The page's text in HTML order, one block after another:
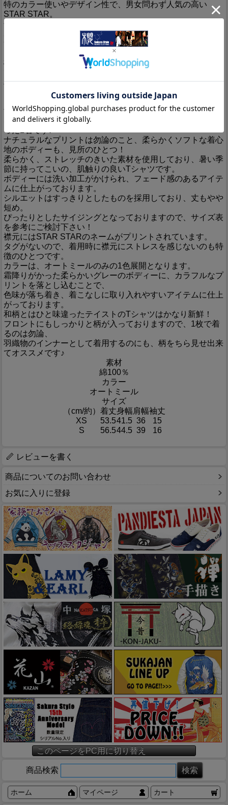
特のカラー使いやデザイン性で、男女問わず人気の高い
STAR STAR。
色とりどりのバルーンが空を彩る様子を切り取った、とても
ポップで楽しい柄のTシャツが登場！
サーカスで見たことのある柄が並んでいることから、もしか
したら移動サーカスのバルーンなのかも？？
様々な柄のバルーンがぷかぷかと浮かび、大空を覆いつくし
バルーンの絵柄もカラフルで、小さな旗がたくさんなびいて
そして、なんと！バルーンの1つには、象が乗っているので
す！
STAR STARさんらしい、細かいところにまで遊び心の詰ま
った1着です♪
ナチュラルなプリントは勿論のこと、柔らかくソフトな着心
地のボディーも、見所のひとつ！
柔らかく、ストレッチのきいた素材を使用しており、暑い季
節に持ってこいの、肌触りの良いTシャツです。
ボディーには洗い加工がかけられ、フェード感のあるアイテ
ムに仕上がっております。
シルエットはすっきりとしたものを採用しており、丈もやや
短め。
ぴったりとしたサイジングとなっておりますので、サイズ表
を参考にご検討下さい！
襟元にはSTAR STARのネームがプリントされています。
タグがないので、着用時に襟元にストレスを感じないのも特
徴のひとつです。
カラーは、オートミールのみの1色展開となります。
霜降りがかった柔らかいグレーのボディーに、カラフルなプ
リントを落とし込むことで、
色味が落ち着き、着こなしに取り入れやすいアイテムに仕上
がっております。
和柄とはひと味違ったテイストのTシャツはかなり新鮮！
フロントにもしっかりと柄が入っておりますので、1枚で着
るのは勿論、
羽織物のインナーとして着用するのにも、柄をちら見せ出来
てオススメです♪
素材
綿100％
カラー
オートミール
サイズ
（cm/約） 着丈身幅肩幅袖丈
XS
53.541.5 36
15
S
56.544.5 39 16
レビューを書く
商品についてのお問い合わせ
お気に入りに登録
このページをPC用に切り替え
商品検索
ホーム マイページ カート